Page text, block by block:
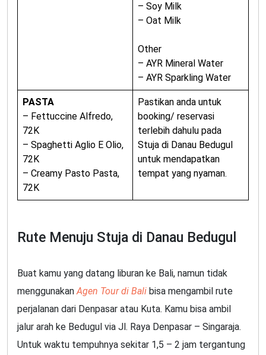
– Soy Milk
– Oat Milk
Other
– AYR Mineral Water
– AYR Sparkling Water
PASTA
– Fettuccine Alfredo,
72K
– Spaghetti Aglio E Olio,
72K
– Creamy Pasto Pasta,
72K
Pastikan anda untuk
booking/ reservasi
terlebih dahulu pada
Stuja di Danau Bedugul
untuk mendapatkan
tempat yang nyaman.
Rute Menuju Stuja di Danau Bedugul
Buat kamu yang datang liburan ke Bali, namun tidak
menggunakanAgen Tour di Bali bisa mengambil rute
perjalanan dari Denpasar atau Kuta. Kamu bisa ambil
jalur arah ke Bedugul via Jl. Raya Denpasar – Singaraja.
Untuk waktu tempuhnya sekitar 1,5 – 2 jam tergantung